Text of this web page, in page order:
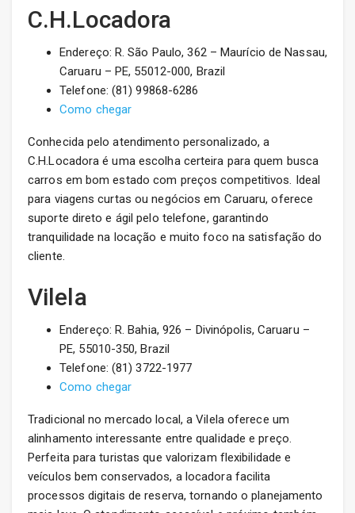
C.H.Locadora
Endereço: R. São Paulo, 362 – Maurício de Nassau,
Caruaru – PE, 55012-000, Brazil
Telefone: (81) 99868-6286
Como chegar
Conhecida pelo atendimento personalizado, a
C.H.Locadora é uma escolha certeira para quem busca
carros em bom estado com preços competitivos. Ideal
para viagens curtas ou negócios em Caruaru, oferece
suporte direto e ágil pelo telefone, garantindo
tranquilidade na locação e muito foco na satisfação do
cliente.
Vilela
Endereço: R. Bahia, 926 – Divinópolis, Caruaru –
PE, 55010-350, Brazil
Telefone: (81) 3722-1977
Como chegar
Tradicional no mercado local, a Vilela oferece um
alinhamento interessante entre qualidade e preço.
Perfeita para turistas que valorizam flexibilidade e
veículos bem conservados, a locadora facilita
processos digitais de reserva, tornando o planejamento